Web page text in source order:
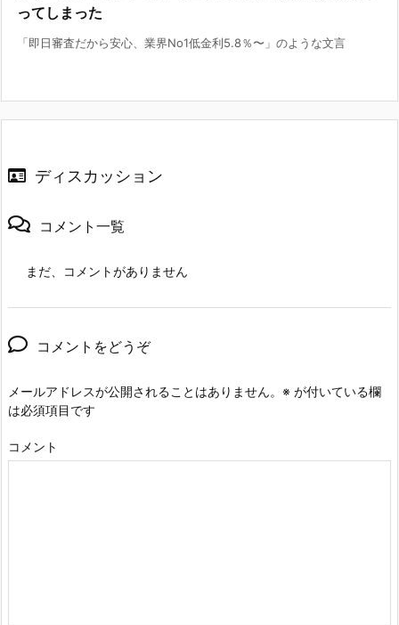
ってしまった
「即日審査だから安心、業界No1低金利5.8％〜」のような文言
ディスカッション
コメント一覧
まだ、コメントがありません
コメントをどうぞ
メールアドレスが公開されることはありません。 ※ が付いている欄
は必須項目です
コメント